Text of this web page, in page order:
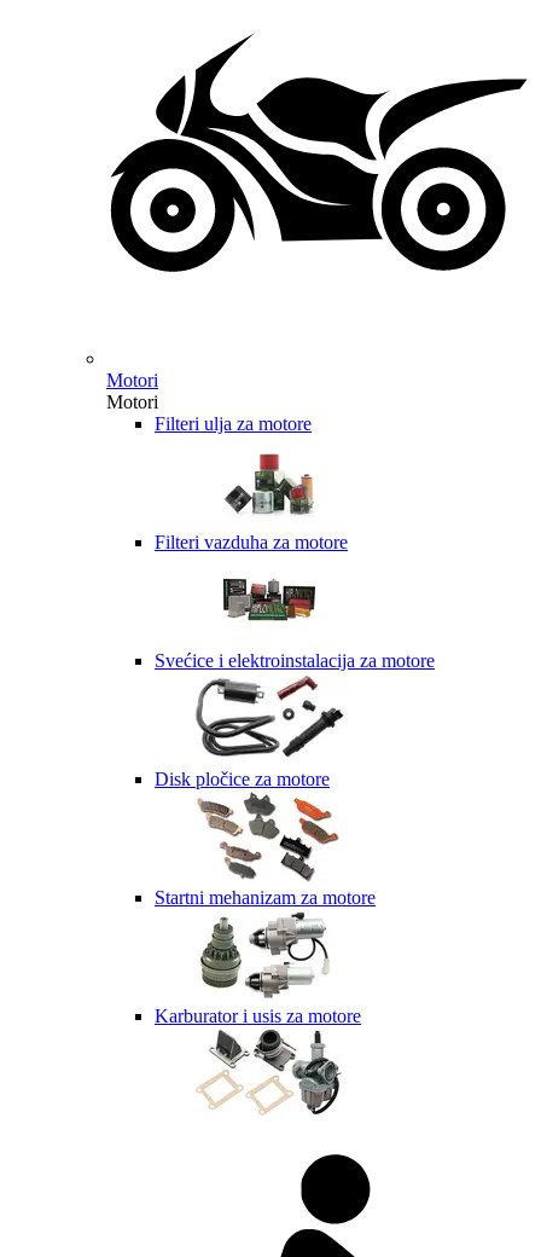
Motori
Motori
Filteri ulja za motore
Filteri vazduha za motore
Svećice i elektroinstalacija za motore
Disk pločice za motore
Startni mehanizam za motore
Karburator i usis za motore